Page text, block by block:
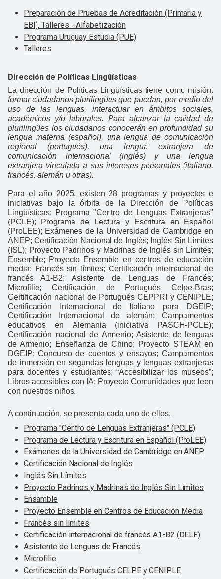
Preparación de Pruebas de Acreditación (Primaria y
EBI). Talleres - Alfabetización
Programa Uruguay Estudia (PUE)
Talleres
Dirección de Políticas Lingüísticas
La dirección de Políticas Lingüísticas tiene como misión:
formar ciudadanos plurilingües que puedan, por medio del
uso de las lenguas, interactuar en ámbitos sociales,
académicos y/o laborales. Para alcanzar la calidad de
plurilingües los ciudadanos conocerán en profundidad su
lengua materna (español), una lengua de comunicación
regional (portugués), una lengua extranjera de
comunicación internacional (inglés) y una lengua
extranjera vinculada a sus intereses personales (italiano,
francés, alemán u otras).
Para el año 2025, existen 28 programas y proyectos e
iniciativas bajo la órbita de la Dirección de Políticas
Lingüísticas: Programa "Centro de Lenguas Extranjeras"
(PCLE); Programa de Lectura y Escritura en Español
(ProLEE); Exámenes de la Universidad de Cambridge en
ANEP; Certificación Nacional de Inglés; Inglés Sin Límites
(ISL); Proyecto Padrinos y Madrinas de Inglés sin Límites;
Ensemble; Proyecto Ensemble en centros de educación
media; Francés sin límites; Certificación internacional de
francés A1-B2; Asistente de Lenguas de Francés;
Microfilie; Certificación de Portugués Celpe-Bras;
Certificación nacional de Portugués CEPPRI y CENIPLE;
Certificación Internacional de Italiano para DGEIP;
Certificación Internacional de alemán; Campamentos
educativos en Alemania (iniciativa PASCH-PCLE);
Certificación nacional de Armenio; Asistente de lenguas
de Armenio; Enseñanza de Chino; Proyecto STEAM en
DGEIP; Concurso de cuentos y ensayos; Campamentos
de inmersión en segundas lenguas y lenguas extranjeras
para docentes y estudiantes; “Accesibilizar los museos”;
Libros accesibles con IA; Proyecto Comunidades que leen
con nuestros niños.
A continuación, se presenta cada uno de ellos.
Programa "Centro de Lenguas Extranjeras" (PCLE)
Programa de Lectura y Escritura en Español (ProLEE)
Exámenes de la Universidad de Cambridge en ANEP
Certificación Nacional de Inglés
Inglés Sin Límites
Proyecto Padrinos y Madrinas de Inglés Sin Límites
Ensamble
Proyecto Ensemble en Centros de Educación Media
Francés sin límites
Certificación internacional de francés A1-B2 (DELF)
Asistente de Lenguas de Francés
Microfilie
Certificación de Portugués CELPE y CENIPLE